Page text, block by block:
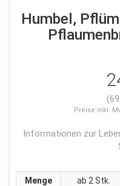
Humbel,
Preise inkl.
Informationen zur
Menge ab 2 Stk.